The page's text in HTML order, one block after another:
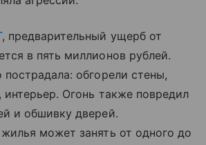
, предварительный ущерб от
в пять миллионов рублей.
пострадала: обгорели стены,
интерьер. Огонь также повредил
и обшивку дверей.
может занять от одного до